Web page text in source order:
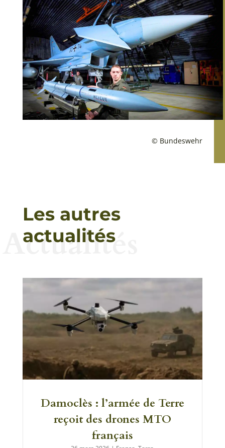
© Bundeswehr
Les autres
actualités
Actualités
Damoclès : l’armée de Terre
reçoit des drones MTO
français